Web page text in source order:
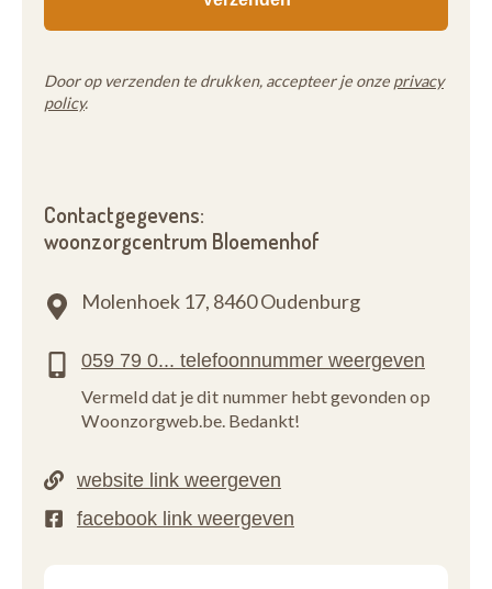
Door op verzenden te drukken, accepteer je onze privacy
policy.
Contactgegevens:
woonzorgcentrum Bloemenhof
Molenhoek 17, 8460 Oudenburg
Vermeld dat je dit nummer hebt gevonden op
Woonzorgweb.be. Bedankt!